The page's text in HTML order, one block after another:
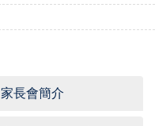
家長會簡介